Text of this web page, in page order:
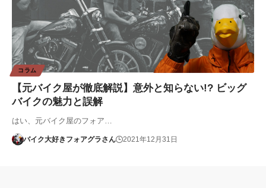
コラム
【元バイク屋が徹底解説】意外と知らない!? ビッグ
バイクの魅力と誤解
はい、元バイク屋のフォア…
バイク大好きフォアグラさん 2021年12月31日